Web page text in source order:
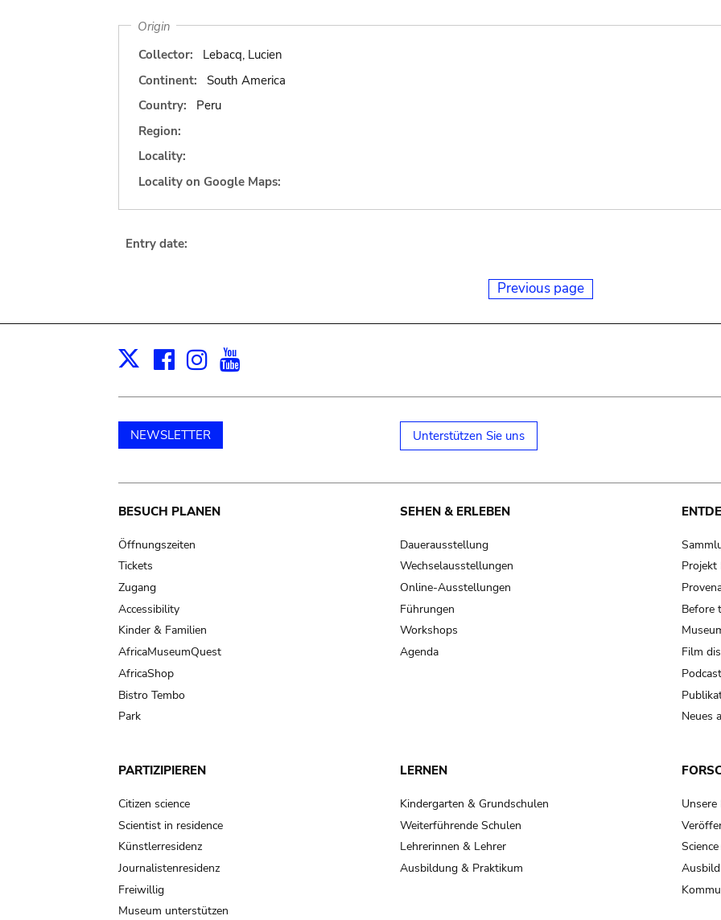
Origin
Collector:
Lebacq, Lucien
Continent:
South America
Country:
Peru
Region:
Locality:
Locality on Google Maps:
Entry date:
Previous page
X Facebook
Instagram
NEWSLETTER Unterstützen Sie uns
Main
navigation
BESUCH PLANEN
Öffnungszeiten
Tickets
Zugang
Accessibility
Kinder & Familien
AfricaMuseumQuest
AfricaShop
Bistro Tembo
Park
SEHEN & ERLEBEN
Dauerausstellung
Wechselausstellungen
Online-Ausstellungen
Führungen
Workshops
Agenda
Projekt
Before
Film
Neues
PARTIZIPIEREN
Citizen science
Scientist in residence
Künstlerresidenz
Journalistenresidenz
Freiwillig
Museum unterstützen
LERNEN
Kindergarten & Grundschulen
Weiterführende Schulen
Lehrerinnen & Lehrer
Ausbildung & Praktikum